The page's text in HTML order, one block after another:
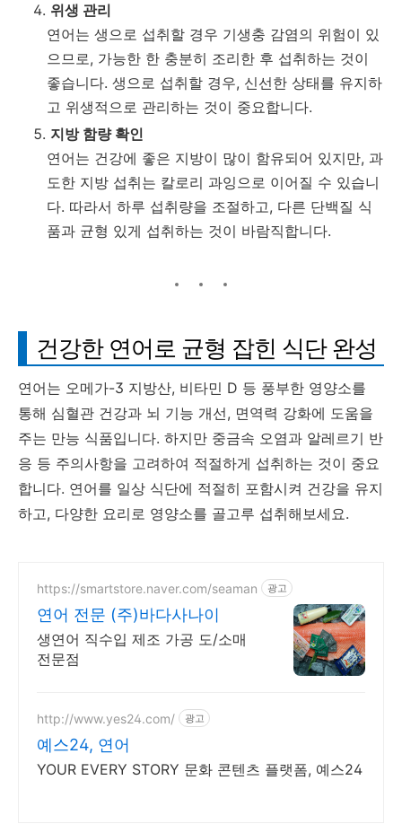
위생 관리
연어는 생으로 섭취할 경우 기생충 감염의 위험이 있
으므로, 가능한 한 충분히 조리한 후 섭취하는 것이
좋습니다. 생으로 섭취할 경우, 신선한 상태를 유지하
고 위생적으로 관리하는 것이 중요합니다.
지방 함량 확인
연어는 건강에 좋은 지방이 많이 함유되어 있지만, 과
도한 지방 섭취는 칼로리 과잉으로 이어질 수 있습니
다. 따라서 하루 섭취량을 조절하고, 다른 단백질 식
품과 균형 있게 섭취하는 것이 바람직합니다.
건강한 연어로 균형 잡힌 식단 완성
연어는 오메가-3 지방산, 비타민 D 등 풍부한 영양소를
통해 심혈관 건강과 뇌 기능 개선, 면역력 강화에 도움을
주는 만능 식품입니다. 하지만 중금속 오염과 알레르기 반
응 등 주의사항을 고려하여 적절하게 섭취하는 것이 중요
합니다. 연어를 일상 식단에 적절히 포함시켜 건강을 유지
하고, 다양한 요리로 영양소를 골고루 섭취해보세요.
https://smartstore.naver.com/seaman 광고
연어 전문 (주)바다사나이
생연어 직수입 제조 가공 도/소매
전문점
http://www.yes24.com/ 광고
예스24, 연어
YOUR EVERY STORY 문화 콘텐츠 플랫폼, 예스24